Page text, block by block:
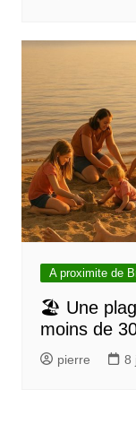
A proximite de
🏖️ Une
moins de
pierre 8